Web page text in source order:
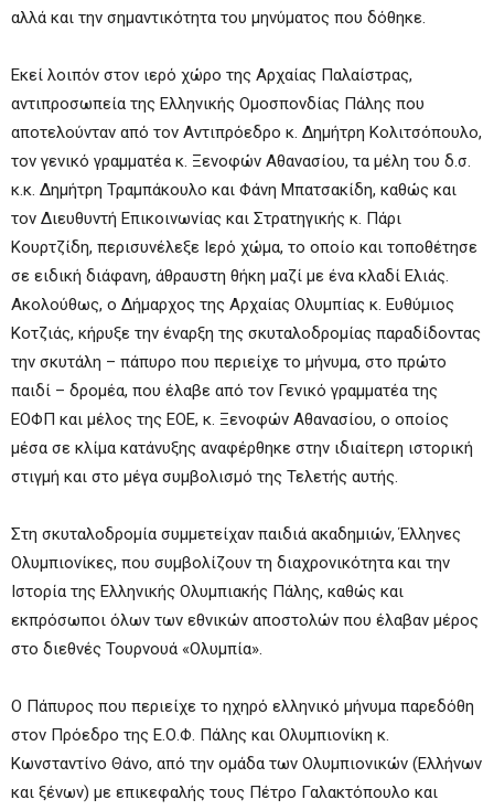
αλλά και την σημαντικότητα του μηνύματος που δόθηκε.
Εκεί λοιπόν στον ιερό χώρο της Αρχαίας Παλαίστρας,
αντιπροσωπεία της Ελληνικής Ομοσπονδίας Πάλης που
αποτελούνταν από τον Αντιπρόεδρο κ. Δημήτρη Κολιτσόπουλο,
τον γενικό γραμματέα κ. Ξενοφών Αθανασίου, τα μέλη του δ.σ.
κ.κ. Δημήτρη Τραμπάκουλο και Φάνη Μπατσακίδη, καθώς και
τον Διευθυντή Επικοινωνίας και Στρατηγικής κ. Πάρι
Κουρτζίδη, περισυνέλεξε Ιερό χώμα, το οποίο και τοποθέτησε
σε ειδική διάφανη, άθραυστη θήκη μαζί με ένα κλαδί Ελιάς.
Ακολούθως, ο Δήμαρχος της Αρχαίας Ολυμπίας κ. Ευθύμιος
Κοτζιάς, κήρυξε την έναρξη της σκυταλοδρομίας παραδίδοντας
την σκυτάλη – πάπυρο που περιείχε το μήνυμα, στο πρώτο
παιδί – δρομέα, που έλαβε από τον Γενικό γραμματέα της
ΕΟΦΠ και μέλος της ΕΟΕ, κ. Ξενοφών Αθανασίου, ο οποίος
μέσα σε κλίμα κατάνυξης αναφέρθηκε στην ιδιαίτερη ιστορική
στιγμή και στο μέγα συμβολισμό της Τελετής αυτής.
Στη σκυταλοδρομία συμμετείχαν παιδιά ακαδημιών, Έλληνες
Ολυμπιονίκες, που συμβολίζουν τη διαχρονικότητα και την
Ιστορία της Ελληνικής Ολυμπιακής Πάλης, καθώς και
εκπρόσωποι όλων των εθνικών αποστολών που έλαβαν μέρος
στο διεθνές Τουρνουά «Ολυμπία».
Ο Πάπυρος που περιείχε το ηχηρό ελληνικό μήνυμα παρεδόθη
στον Πρόεδρο της Ε.Ο.Φ. Πάλης και Ολυμπιονίκη κ.
Κωνσταντίνο Θάνο, από την ομάδα των Ολυμπιονικών (Ελλήνων
και ξένων) με επικεφαλής τους Πέτρο Γαλακτόπουλο και